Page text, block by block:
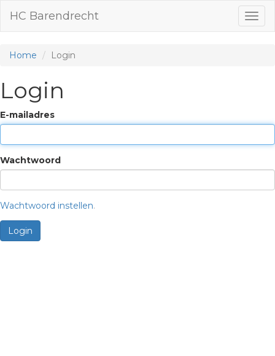
HC Barendrecht
Home Login
Login
E-mailadres
Wachtwoord
Wachtwoord instellen.
Login